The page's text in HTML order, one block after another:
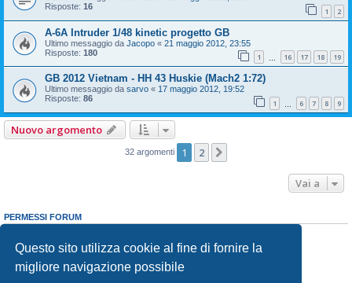
Questo sito utilizza cookie al fine di fornire la
migliore navigazione possibile
Risposte: 16 1 2
A-6A Intruder 1/48 kinetic progetto GB
Ultimo messaggio da Jacopo « 21 maggio 2012, 23:55
Risposte: 180 1 16 17 18 19
GB 2012 Vietnam - HH 43 Huskie (Mach2 1:72)
Ultimo messaggio da sarvo « 17 maggio 2012, 19:52
Risposte: 86 1 6 7 8 9
Nuovo argomento
32 argomenti 1 2
Vai a
PERMESSI FORUM
Non puoi
rispondere negli argomenti
Non puoimodificare i tuoi messaggi
Non puoicancellare i tuoi messaggi
Non puoi
inviare allegati